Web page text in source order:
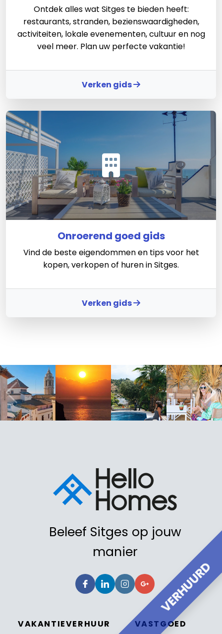
Ontdek alles wat Sitges te bieden heeft:
restaurants, stranden, bezienswaardigheden,
activiteiten, lokale evenementen, cultuur en nog
veel meer. Plan uw perfecte vakantie!
Verken gids
Onroerend goed gids
Vind de beste eigendommen en tips voor het
kopen, verkopen of huren in Sitges.
Verken gids
VERHUURD
Beleef Sitges op jouw
manier
VAKANTIEVERHUUR
VASTGOED